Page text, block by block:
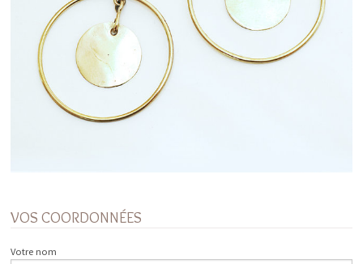
VOS COORDONNÉES
Votre nom